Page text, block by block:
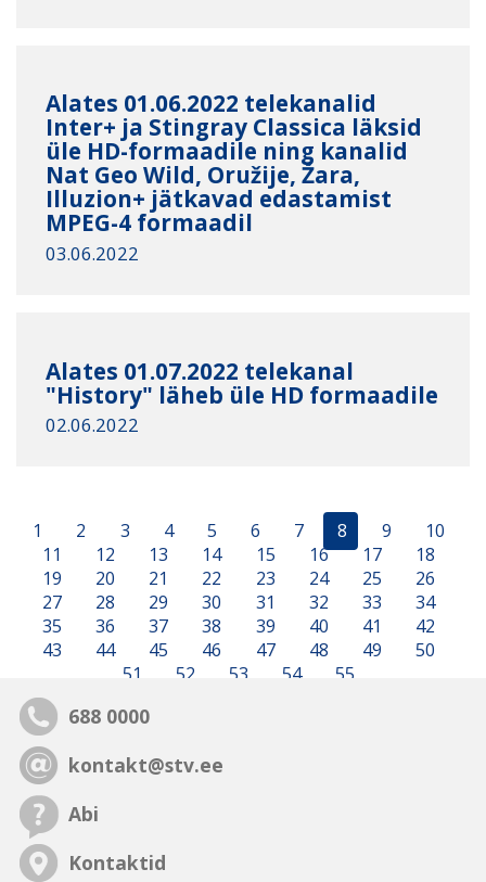
Alates 01.06.2022 telekanalid
Inter+ ja Stingray Classica läksid
üle HD-formaadile ning kanalid
Nat Geo Wild, Oružije, Žara,
Illuzion+ jätkavad edastamist
MPEG-4 formaadil
03.06.2022
Alates 01.07.2022 telekanal
"History" läheb üle HD formaadile
02.06.2022
1 2 3 4 5 6 7 8 9
10
11
12 13 14 15 16 17
18
19
20 21 22 23 24 25
26
27
28 29 30 31 32 33
34
35
36 37 38 39 40 41
42
43
44 45 46 47 48 49
50
51
52 53 54 55
688 0000
kontakt@stv.ee
Abi
Kontaktid